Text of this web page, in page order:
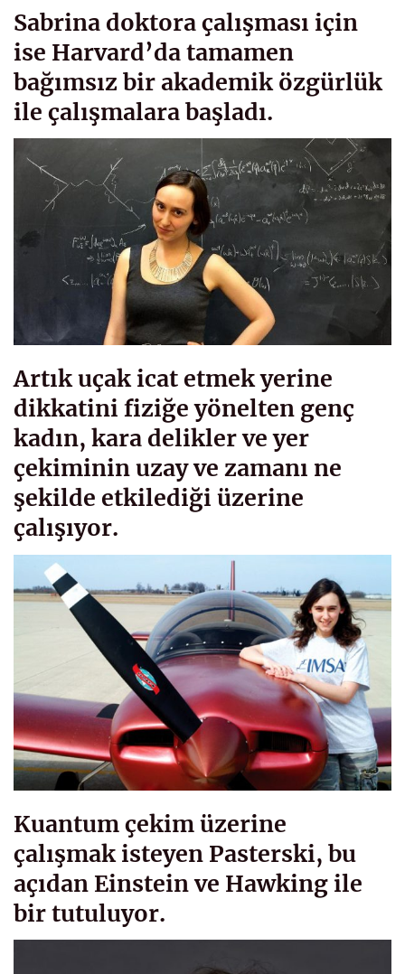
Sabrina doktora çalışması için
ise Harvard’da tamamen
bağımsız bir akademik özgürlük
ile çalışmalara başladı.
Artık uçak icat etmek yerine
dikkatini fiziğe yönelten genç
kadın, kara delikler ve yer
çekiminin uzay ve zamanı ne
şekilde etkilediği üzerine
çalışıyor.
Kuantum çekim üzerine
çalışmak isteyen Pasterski, bu
açıdan Einstein ve Hawking ile
bir tutuluyor.